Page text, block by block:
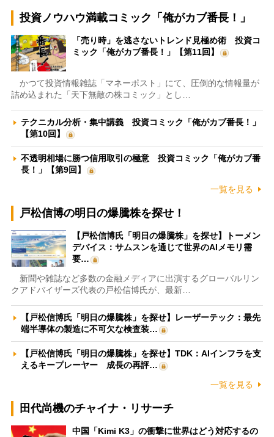
投資ノウハウ満載コミック「俺がカブ番長！」
「売り時」を逃さないトレンド見極め術 投資コ
ミック「俺がカブ番長！」【第11回】
かつて投資情報雑誌「マネーポスト」にて、圧倒的な情報量が
詰め込まれた「天下無敵の株コミック」とし…
テクニカル分析・集中講義 投資コミック「俺がカブ番長！」
【第10回】
不透明相場に勝つ信用取引の極意 投資コミック「俺がカブ番
長！」【第9回】
一覧を見る
戸松信博の明日の爆騰株を探せ！
【戸松信博氏「明日の爆騰株」を探せ】トーメン
デバイス：サムスンを通じて世界のAIメモリ需
要…
新聞や雑誌など多数の金融メディアに出演するグローバルリン
クアドバイザーズ代表の戸松信博氏が、最新…
【戸松信博氏「明日の爆騰株」を探せ】レーザーテック：最先
端半導体の製造に不可欠な検査装…
【戸松信博氏「明日の爆騰株」を探せ】TDK：AIインフラを支
えるキープレーヤー 成長の再評…
一覧を見る
田代尚機のチャイナ・リサーチ
中国「Kimi K3」の衝撃に世界はどう対応するの